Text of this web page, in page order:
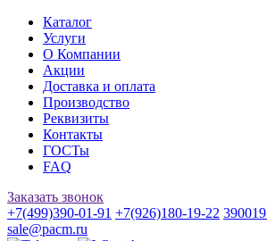
Каталог
Услуги
О Компании
Акции
Доставка и оплата
Производство
Реквизиты
Контакты
ГОСТы
FAQ
Заказать звонок
+7(499)390-01-91 +7(926)180-19-22
sale@pacm.ru